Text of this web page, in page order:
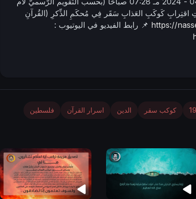
اقتِرابِ كَوكَبِ العَذابِ سَقَر فِي مُحكَمِ الذِّكرِ (القُرآنِ
https:// 📌 رابط الفيديو في اليوتيوب :
كوكب سقر الدين اسرار القرآن فلسطين